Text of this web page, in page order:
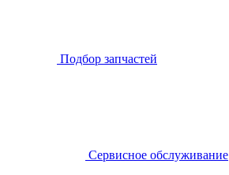
Подбор запчастей
Сервисное обслуживание